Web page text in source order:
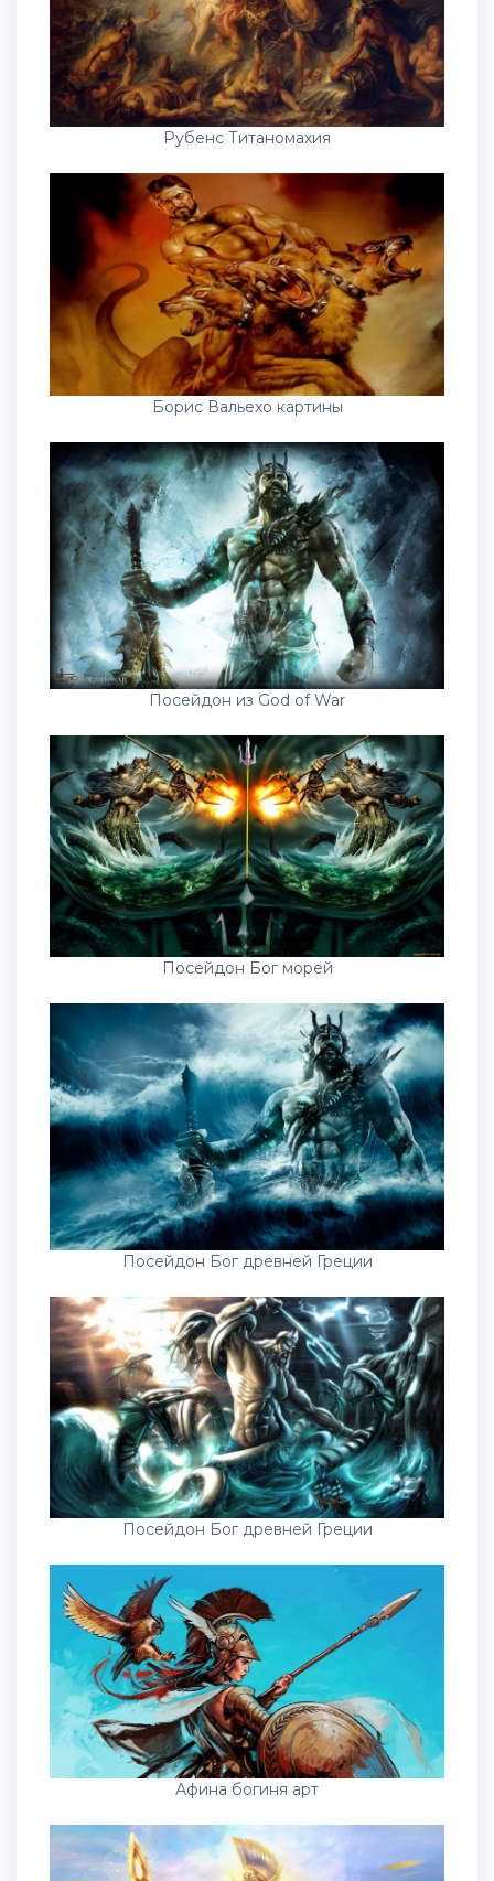
Рубенс Титаномахия
Борис Вальехо картины
Посейдон из God of War
Посейдон Бог морей
Посейдон Бог древней Греции
Посейдон Бог древней Греции
Афина богиня арт